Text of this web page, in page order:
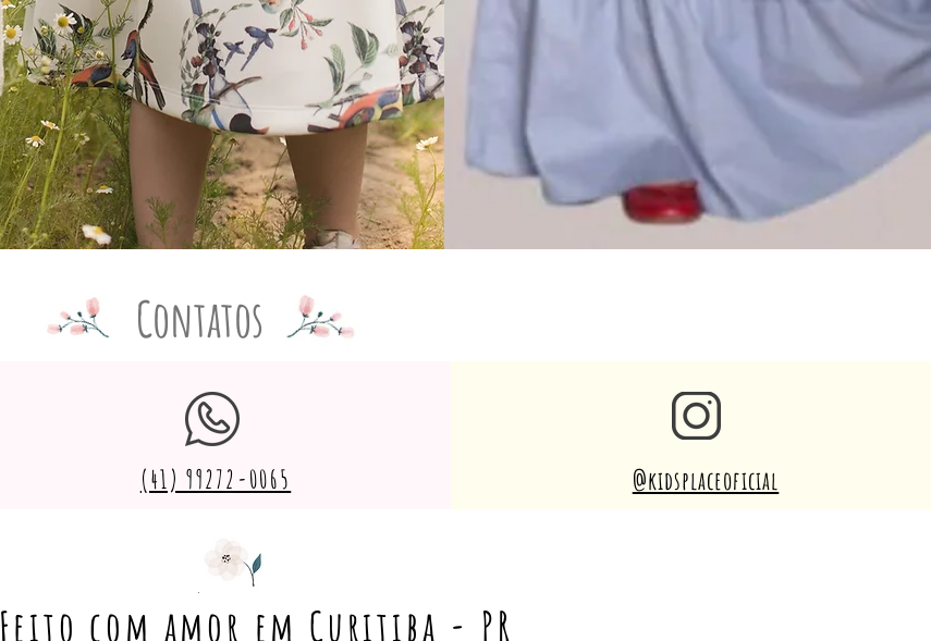
Contatos
(41) 99272-0065 @kidsplaceoficial
Feito com amor em Curitiba - PR